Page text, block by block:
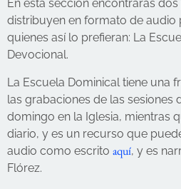
En esta sección encontrarás
distribuyen en formato de
quienes así lo prefieran: La
Devocional.
La Escuela Dominical tiene una
las grabaciones de las sesiones
domingo en la Iglesia, mientras
diario, y es un recurso que
audio como escrito aquí, y es
Flórez.